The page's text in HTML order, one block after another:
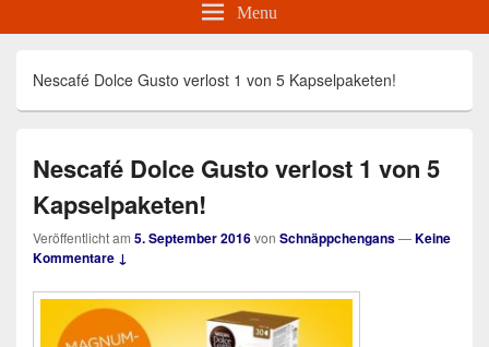
Menu
Nescafé Dolce Gusto verlost 1 von 5 Kapselpaketen!
Nescafé Dolce Gusto verlost 1 von 5
Kapselpaketen!
Veröffentlicht am 5. September 2016von Schnäppchengans—Keine
Kommentare ↓